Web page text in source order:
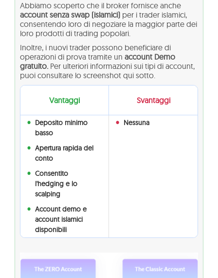
Abbiamo scoperto che il broker fornisce anche
account senza swap (islamici) per i trader islamici,
consentendo loro di negoziare la maggior parte dei
loro prodotti di trading popolari.
Inoltre, i nuovi trader possono beneficiare di
operazioni di prova tramite un account Demo
gratuito. Per ulteriori informazioni sui tipi di account,
puoi consultare lo screenshot qui sotto.
Vantaggi Svantaggi
Deposito minimo
basso
Nessuna
Apertura rapida del
conto
Consentito
l'hedging e lo
scalping
Account demo e
account islamici
disponibili